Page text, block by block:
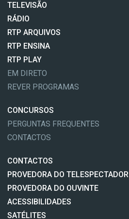
TELEVISÃO
RÁDIO
RTP ARQUIVOS
RTP ENSINA
RTP PLAY
EM DIRETO
REVER PROGRAMAS
CONCURSOS
PERGUNTAS FREQUENTES
CONTACTOS
CONTACTOS
PROVEDORA DO TELESPECTADOR
PROVEDORA DO OUVINTE
ACESSIBILIDADES
SATÉLITES